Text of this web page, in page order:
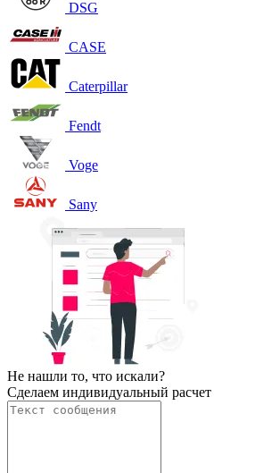
DSG
CASE
Caterpillar
Fendt
Voge
Sany
Не нашли то, что искали?
Сделаем индивидуальный расчет